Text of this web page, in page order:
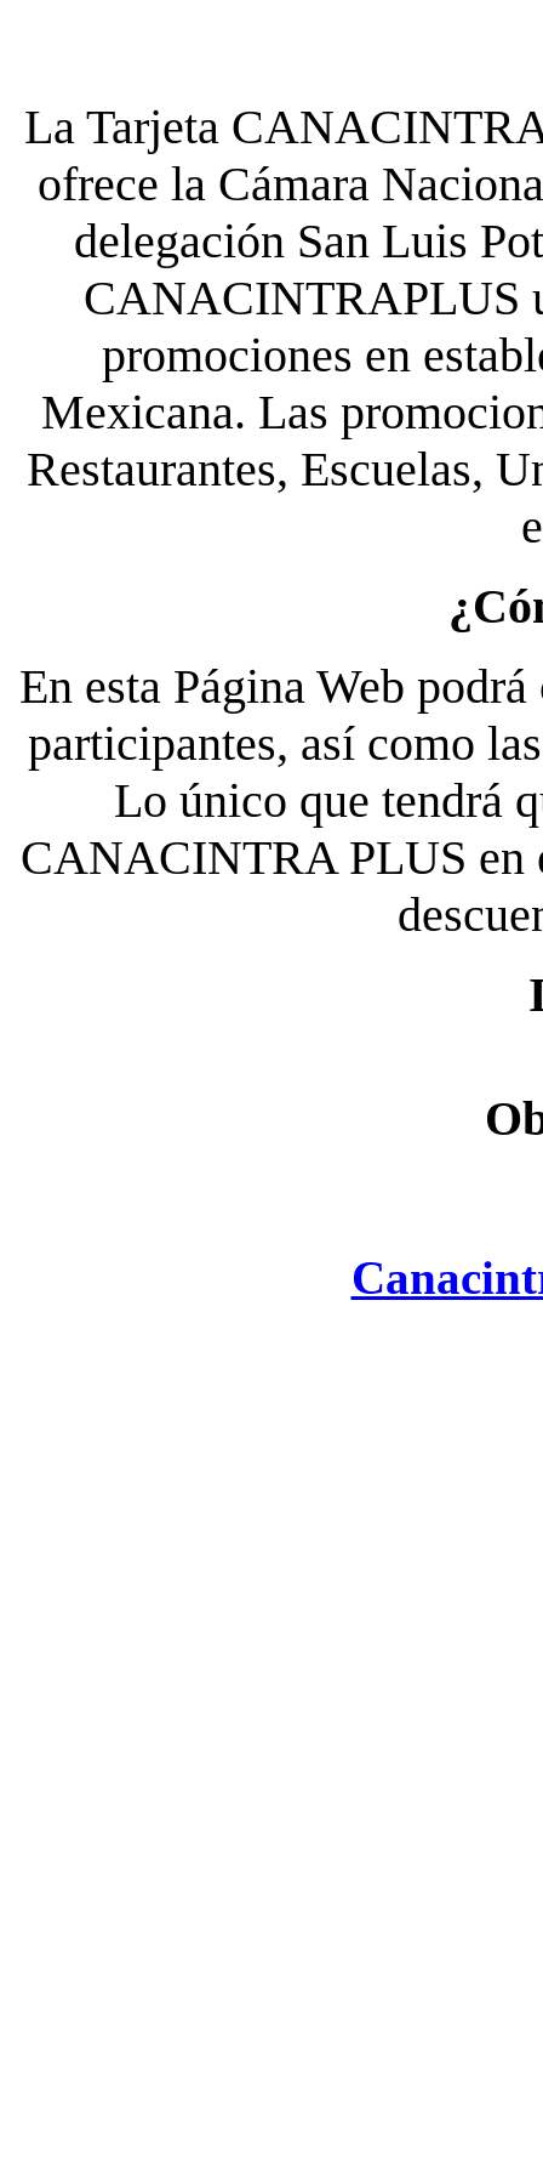
La Tarjeta
ofrece la Cámara
delegación San Luis
CANACINTRAPLUS
promociones en
Mexicana. Las
Restaurantes, Escuelas,
En esta Página Web
participantes, así como
Lo único que tendrá
CANACINTRA PLUS en